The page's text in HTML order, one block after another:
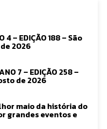
4 – EDIÇÃO 188 – São
2026
7 – EDIÇÃO 258 –
de 2026
maio da história do
grandes eventos e